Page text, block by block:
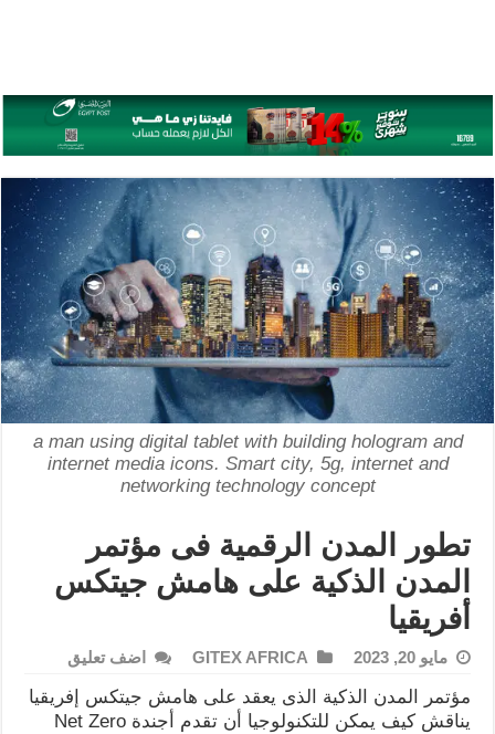
a man using digital tablet with building hologram and
internet media icons. Smart city, 5g, internet and
networking technology concept
تطور المدن الرقمية فى مؤتمر
المدن الذكية على هامش جيتكس
أفريقيا
مايو 20, 2023 GITEX AFRICA اضف تعليق
مؤتمر المدن الذكية الذى يعقد على هامش جيتكس إفريقيا
يناقش كيف يمكن للتكنولوجيا أن تقدم أجندة Net Zero